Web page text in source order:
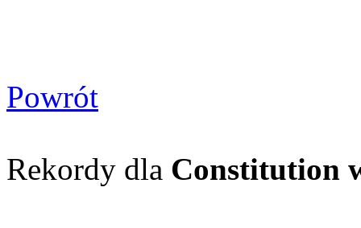
Powrót
Rekordy dla Constitution